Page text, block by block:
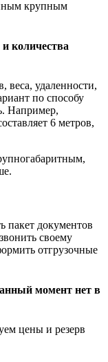
крупным
количества
веса, удаленности,
по способу
Например,
6 метров,
пакет документов
своему
отгрузочные
момент нет в
цены и резерв